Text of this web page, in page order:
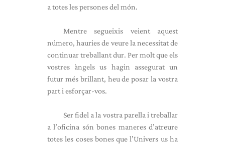
a totes les persones del món.
Mentre segueixis veient aquest
número, hauries de veure la necessitat de
continuar treballant dur. Per molt que els
vostres àngels us hagin assegurat un
futur més brillant, heu de posar la vostra
part i esforçar-vos.
Ser fidel a la vostra parella i treballar
a l’oficina són bones maneres d’atreure
totes les coses bones que l’Univers us ha